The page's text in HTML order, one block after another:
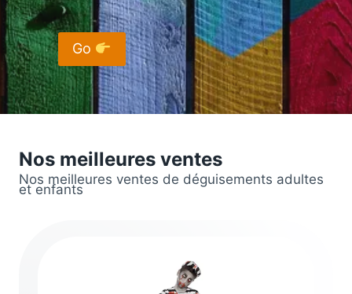
Go
Nos meilleures ventes
Nos meilleures ventes de déguisements adultes
et enfants